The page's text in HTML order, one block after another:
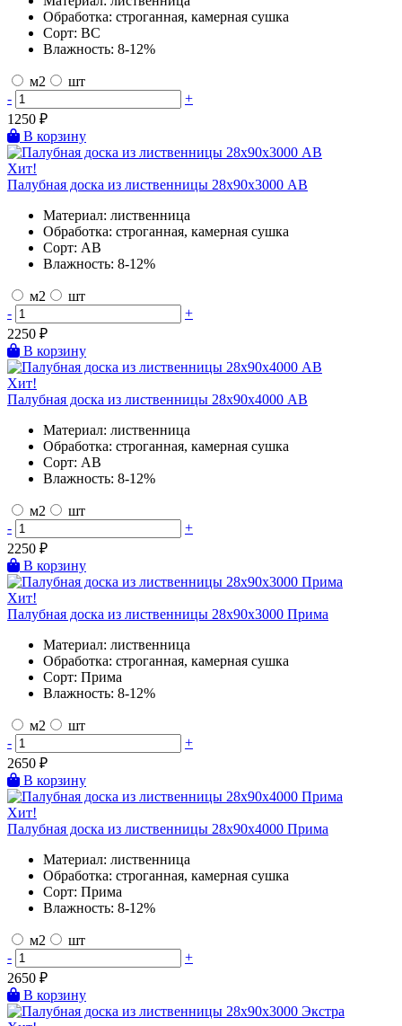
Обработка: строганная, камерная сушка
Сорт: BC
Влажность: 8-12%
м2
шт
-
+
1250 ₽
В корзину
Хит!
Палубная доска из лиственницы 28х90х3000 AB
Материал: лиственница
Обработка: строганная, камерная сушка
Сорт: AB
Влажность: 8-12%
м2
шт
-
+
2250 ₽
В корзину
Хит!
Палубная доска из лиственницы 28х90х4000 AB
Материал: лиственница
Обработка: строганная, камерная сушка
Сорт: AB
Влажность: 8-12%
м2
шт
-
+
2250 ₽
В корзину
Хит!
Палубная доска из лиственницы 28х90х3000 Прима
Материал: лиственница
Обработка: строганная, камерная сушка
Сорт: Прима
Влажность: 8-12%
м2
шт
-
+
2650 ₽
В корзину
Хит!
Палубная доска из лиственницы 28х90х4000 Прима
Материал: лиственница
Обработка: строганная, камерная сушка
Сорт: Прима
Влажность: 8-12%
м2
шт
-
+
2650 ₽
В корзину